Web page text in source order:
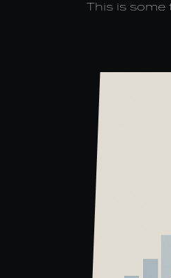
This is some